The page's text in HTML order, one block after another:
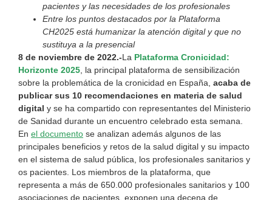
pacientes y las necesidades de los profesionales
Entre los puntos destacados por la Plataforma
CH2025 está humanizar la atención digital y que no
sustituya a la presencial
8 de noviembre de 2022.-La Plataforma Cronicidad:
Horizonte 2025 , la principal plataforma de sensibilización
sobre la problemática de la cronicidad en España, acaba de
publicar sus 10 recomendaciones en materia de salud
digital y se ha compartido con representantes del Ministerio
de Sanidad durante un encuentro celebrado esta semana.
En el documento se analizan además algunos de las
principales beneficios y retos de la salud digital y su impacto
en el sistema de salud pública, los profesionales sanitarios y
os pacientes. Los miembros de la plataforma, que
representa a más de 650.000 profesionales sanitarios y 100
asociaciones de pacientes, exponen una decena de